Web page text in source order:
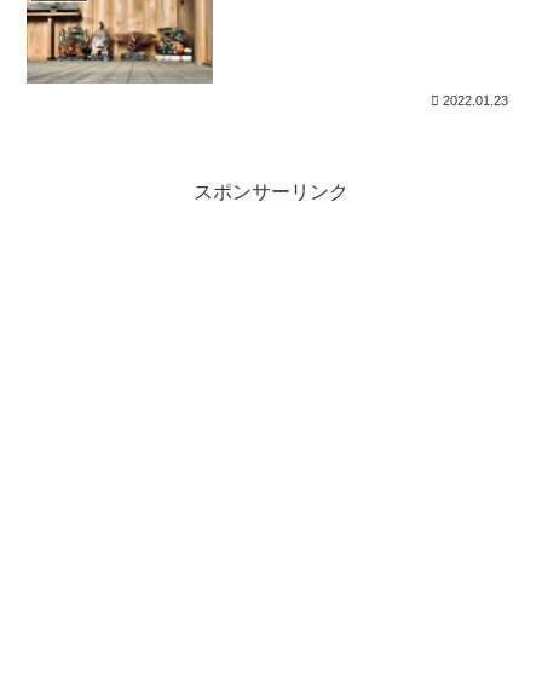
2022.01.23
スポンサーリンク